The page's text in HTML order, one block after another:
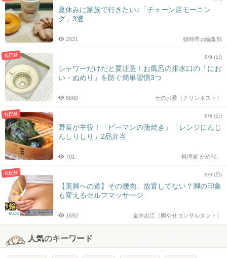
夏休みに家族で行きたい♪「チェーン店モーニン
グ」3選
朝時間.jp編集部
2621
NEW 8/9 (日)
シャワーだけだと要注意！お風呂の排水口の「にお
い・ぬめり」を防ぐ簡単習慣3つ
せのお愛（クリンネスト）
8660
NEW 8/9 (日)
野菜が主役！「ピーマンの蒲焼き」「レンジにんじ
んしりしり」2品弁当
料理家 かめ代。
701
NEW
BLOG
8/9 (日)
【美脚への道】その腰肉、放置してない？脚の印象
も変えるセルフマッサージ
金井志江（脚やせコンサルタント）
1692
人気のキーワード